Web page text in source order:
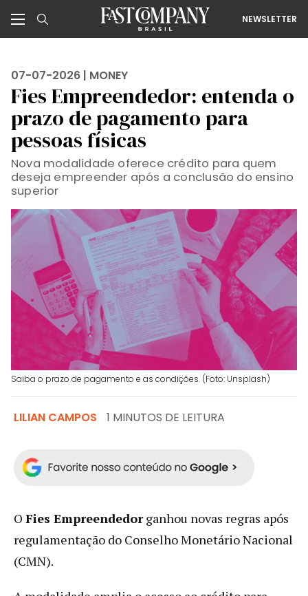
NEWSLETTER
07-07-2026 | MONEY
Fies Empreendedor: entenda o
prazo de pagamento para
pessoas físicas
Nova modalidade oferece crédito para quem
deseja empreender após a conclusão do ensino
superior
Saiba o prazo de pagamento e as condições. (Foto: Unsplash)
LILIAN CAMPOS 1 MINUTOS DE LEITURA
O Fies Empreendedorganhou novas regras após
regulamentação do Conselho Monetário Nacional
(CMN).